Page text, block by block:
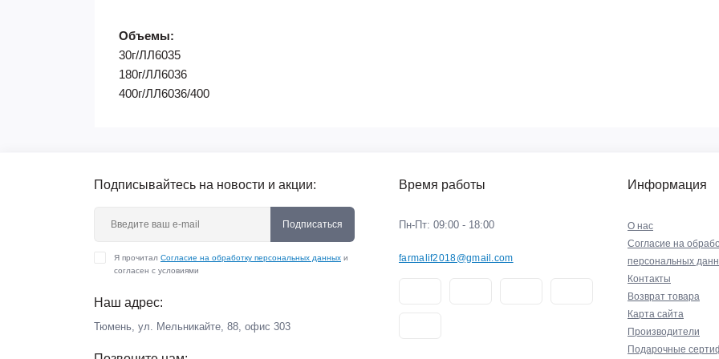
Объемы:
30г/ЛЛ6035
180г/ЛЛ6036
400г/ЛЛ6036/400
Подписывайтесь на новости и акции:
Подписаться
Я прочитал Согласие на обработку персональных данных и
согласен с условиями
Наш адрес:
Тюмень, ул. Мельникайте, 88, офис 303
Время работы
Пн-Пт: 09:00 - 18:00
farmalif2018@gmail.com
Информация
О нас
Согласие на
персональных
Контакты
Возврат товара
Карта сайта
Производители
Подарочные